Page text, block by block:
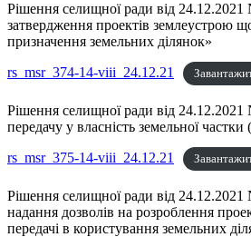
Рішення селищної ради від
затвердження проектів землеустрою
призначення земельних ділянок»
rs_msr_374-14-viii_24.12.21
Рішення селищної ради від
передачу у власність земельної
rs_msr_375-14-viii_24.12.21
Рішення селищної ради від
надання дозволів на розроблення
передачі в користування земельних